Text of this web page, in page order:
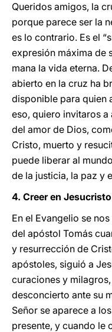
Queridos amigos, la
porque parece ser la
es lo contrario. Es el
expresión máxima de
mana la vida eterna.
abierto en la cruz ha
disponible para quien
eso, quiero invitaros
del amor de Dios,
Cristo, muerto y
puede liberar al
de la justicia, la paz y
4. Creer en
En el Evangelio se
del apóstol Tomás
y resurrección de
apóstoles, siguió a
curaciones y
desconcierto ante su
Señor se aparece a
presente, y cuando le